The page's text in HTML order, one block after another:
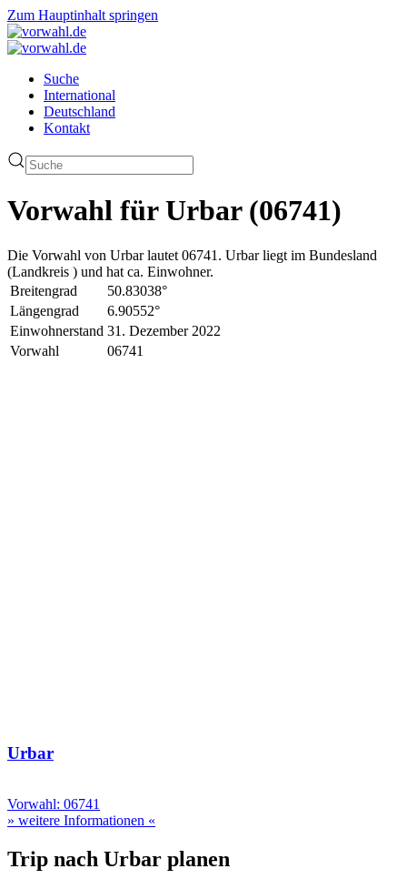
Zum Hauptinhalt springen
Suche
International
Deutschland
Kontakt
Vorwahl für Urbar (06741)
Die Vorwahl von Urbar lautet 06741. Urbar liegt im Bundesland
(Landkreis ) und hat ca. Einwohner.
Breitengrad
50.83038°
Längengrad
6.90552°
Einwohnerstand 31. Dezember 2022
Vorwahl
06741
Urbar
Vorwahl: 06741
» weitere Informationen «
Trip nach Urbar planen